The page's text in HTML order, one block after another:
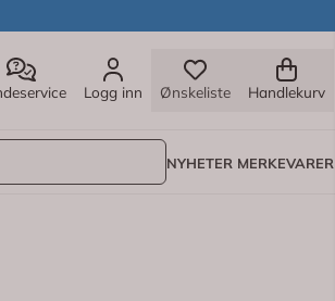
Logg inn Ønskeliste Handlekurv
NYHETER MERKEVARER